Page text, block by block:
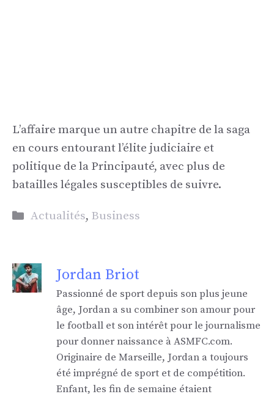
L’affaire marque un autre chapitre de la saga
en cours entourant l’élite judiciaire et
politique de la Principauté, avec plus de
batailles légales susceptibles de suivre.
Catégories
Actualités, Business
Jordan Briot
Passionné de sport depuis son plus jeune
âge, Jordan a su combiner son amour pour
le football et son intérêt pour le journalisme
pour donner naissance à ASMFC.com.
Originaire de Marseille, Jordan a toujours
été imprégné de sport et de compétition.
Enfant, les fin de semaine étaient